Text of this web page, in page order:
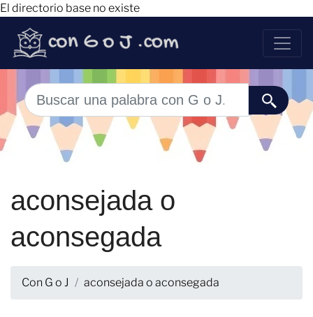
El directorio base no existe
aconsejada o
aconsegada
Con G o J aconsejada o aconsegada